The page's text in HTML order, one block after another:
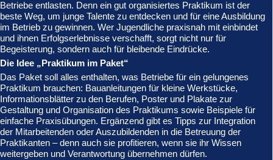
Betriebe entlasten. Denn ein gut organisiertes Praktikum ist der
beste Weg, um junge Talente zu entdecken und für eine Ausbildung
im Betrieb zu gewinnen. Wer Jugendliche praxisnah mit einbindet
und ihnen Erfolgserlebnisse verschafft, sorgt nicht nur für
Begeisterung, sondern auch für bleibende Eindrücke.
Die Idee „Praktikum im Paket“
Das Paket soll alles enthalten, was Betriebe für ein gelungenes
Praktikum brauchen: Bauanleitungen für kleine Werkstücke,
Informationsblätter zu den Berufen, Poster und Plakate zur
Gestaltung und Organisation des Praktikums sowie Beispiele für
einfache Praxisübungen. Ergänzend gibt es Tipps zur Integration
der Mitarbeitenden oder Auszubildenden in die Betreuung der
Praktikanten – denn auch sie profitieren, wenn sie ihr Wissen
weitergeben und Verantwortung übernehmen dürfen.